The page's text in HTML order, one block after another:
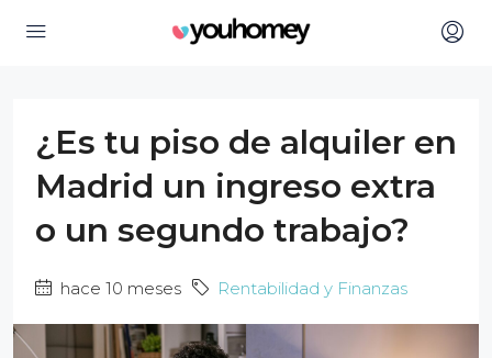
¿Es tu piso de alquiler en
Madrid un ingreso extra
o un segundo trabajo?
hace 10 meses Rentabilidad y Finanzas